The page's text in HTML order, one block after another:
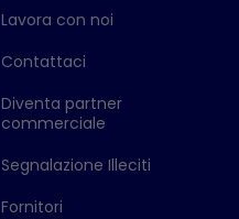
Lavora con noi
Contattaci
Diventa partner
commerciale
Segnalazione Illeciti
Fornitori